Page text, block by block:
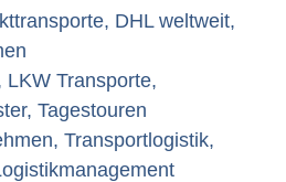
DHL weltweit,
LKW Transporte,
Tagestouren
Transportlogistik,